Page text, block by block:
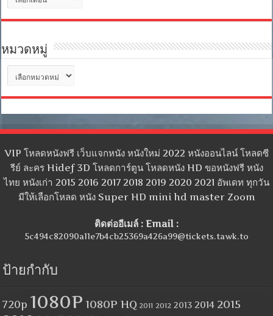
เก็บ
หมวดหมู่
หมู่
VIP โหลดหนังฟรี เว็บแจกหนัง หนังใหม่ 2022 หนังออนไลน์ โหลดซี
รีย์ ละคร Hidef 3D โหลดการ์ตูน โหลดหนัง HD ขอหนังฟรี หนัง
ไทย หนังเก่า 2015 2016 2017 2018 2019 2020 2021 อัพเดท ทุกวัน
มีให้เลือกโหลด หนัง Super HD mini hd master Zoom
ติดต่ออีเมล์ : Email :
5c494c82090a11e7b4cb25369a426a99@tickets.tawk.to
ป้ายกำกับ
720p 1080P 1080P HQ 2011 2012 2013 2014 2015